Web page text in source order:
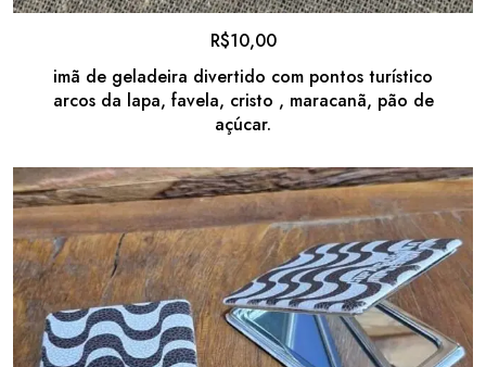
imã de geladeira divertido com pontos turístico
arcos da lapa, favela, cristo , maracanã, pão de
açúcar.
R$10,00